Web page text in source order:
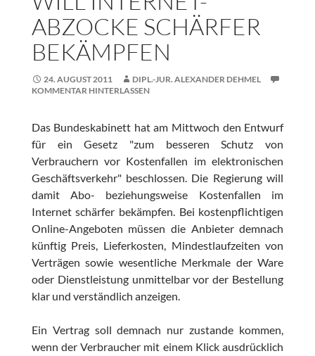
ABZOCKE SCHÄRFER
BEKÄMPFEN
24. AUGUST 2011
DIPL.-JUR. ALEXANDER DEHMEL
KOMMENTAR HINTERLASSEN
Das Bundeskabinett hat am Mittwoch den Entwurf
für ein Gesetz "zum besseren Schutz von
Verbrauchern vor Kostenfallen im elektronischen
Geschäftsverkehr" beschlossen. Die Regierung will
damit Abo- beziehungsweise Kostenfallen im
Internet schärfer bekämpfen. Bei kostenpflichtigen
Online-Angeboten müssen die Anbieter demnach
künftig Preis, Lieferkosten, Mindestlaufzeiten von
Verträgen sowie wesentliche Merkmale der Ware
oder Dienstleistung unmittelbar vor der Bestellung
klar und verständlich anzeigen.
Ein Vertrag soll demnach nur zustande kommen,
wenn der Verbraucher mit einem Klick ausdrücklich